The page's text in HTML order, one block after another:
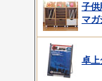
子供
マガ
卓上